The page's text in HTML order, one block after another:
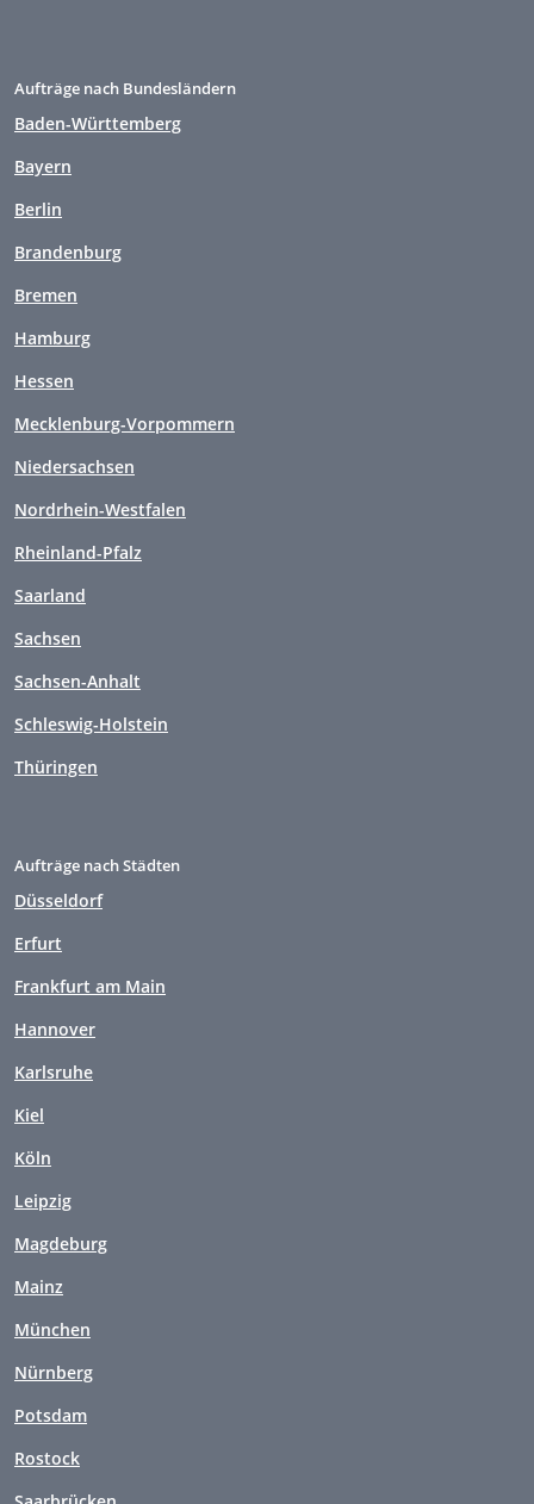
Aufträge nach Bundesländern
Baden-Württemberg
Bayern
Berlin
Brandenburg
Bremen
Hamburg
Hessen
Mecklenburg-Vorpommern
Niedersachsen
Nordrhein-Westfalen
Rheinland-Pfalz
Saarland
Sachsen
Sachsen-Anhalt
Schleswig-Holstein
Thüringen
Aufträge nach Städten
Düsseldorf
Erfurt
Frankfurt am Main
Hannover
Karlsruhe
Kiel
Köln
Leipzig
Magdeburg
Mainz
München
Nürnberg
Potsdam
Rostock